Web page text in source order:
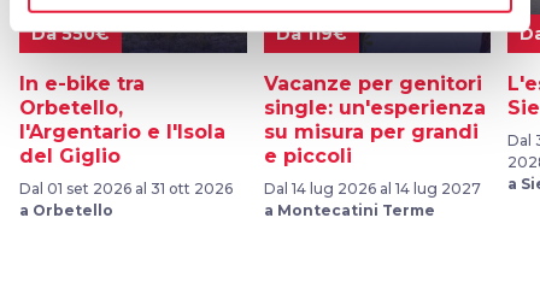
Da 550€
In e-bike tra
Orbetello,
l'Argentario e l'Isola
del Giglio
Dal 01 set 2026 al 31 ott 2026
a Orbetello
Da 119€
Vacanze per genitori
single: un'esperienza
su misura per grandi
e piccoli
Dal 14 lug 2026 al 14 lug 2027
a Montecatini Terme
Dal
a